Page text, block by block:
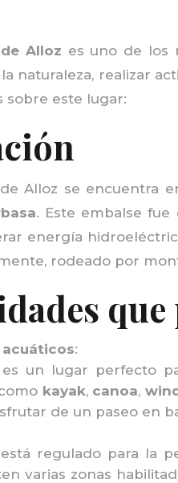
Alloz es uno de los
naturaleza, realizar
sobre este lugar:
Alloz se encuentra
. Este embalse
energía
rodeado por
que
:
un lugar perfecto
kayak, canoa,
de un paseo en
regulado para la
varias zonas